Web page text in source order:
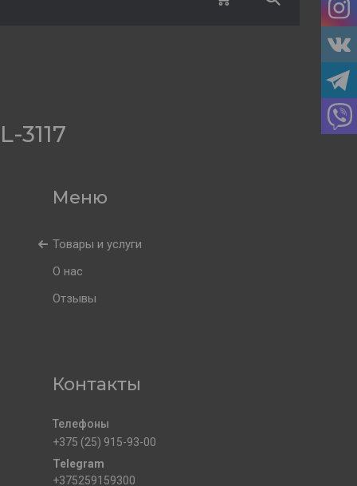
Товары и услуги
О нас
Отзывы
Контакты
+375 (25) 915-93-00
+375259159300